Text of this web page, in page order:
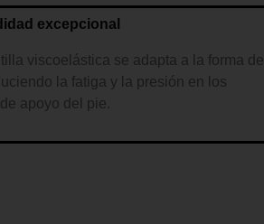
excepcional
viscoelástica se adapta a la forma
la fatiga y la presión en los
apoyo del pie.